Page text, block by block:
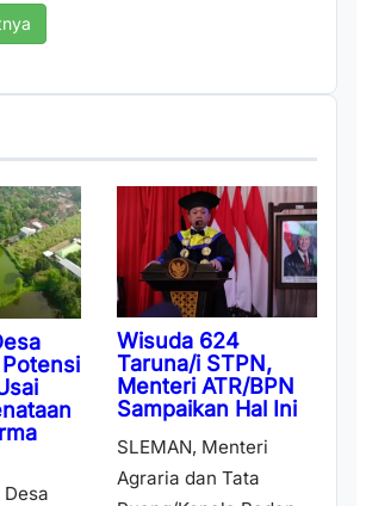
Desa
Wisuda 624
Taruna/i STPN,
Menteri ATR/BPN
Sampaikan Hal Ini
SLEMAN, Menteri
Agraria dan Tata